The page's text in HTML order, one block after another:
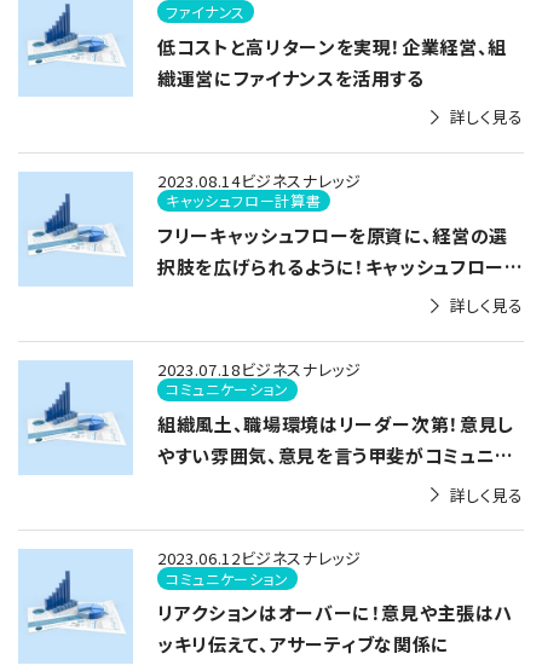
低コストと高リターンを実現！企業経営、組
織運営にファイナンスを活用する
ファイナンス
詳しく見る
フリーキャッシュフローを原資に、経営の選
択肢を広げられるように！キャッシュフローマ
ージンで、 利益率と入金率の乖離を確認する
2023.08.14ビジネスナレッジ
キャッシュフロー計算書
詳しく見る
組織風土、職場環境はリーダー次第！意見し
やすい雰囲気、意見を言う甲斐がコミュニケ
2023.07.18ビジネスナレッジ
コミュニケーション
詳しく見る
リアクションはオーバーに！意見や主張はハ
ッキリ伝えて、アサーティブな関係に
2023.06.12ビジネスナレッジ
コミュニケーション